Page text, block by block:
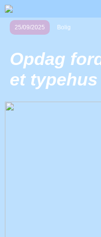
25/09/2025 Bolig
Opdag
et typehus